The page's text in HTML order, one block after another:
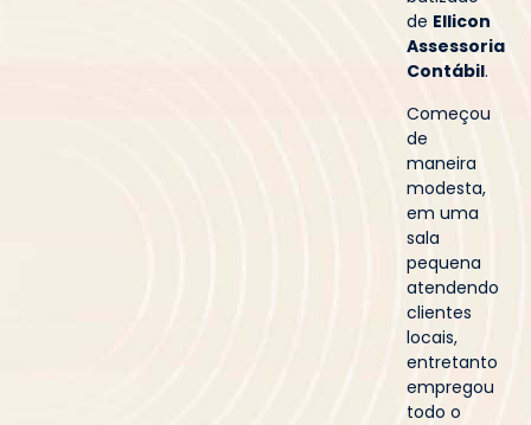
de Ellicon
Assessoria
Contábil.
Começou
de
maneira
modesta,
em uma
sala
pequena
atendendo
clientes
locais,
entretanto
empregou
todo o